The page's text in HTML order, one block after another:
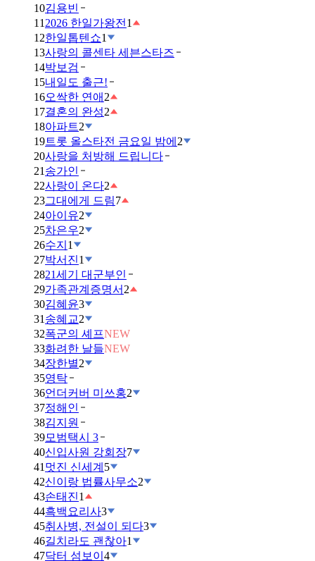
10김용빈
11 2026 한일가왕전 1
12한일톱텐쇼1
13사랑의 콜센타 세븐스타즈
14박보검
15내일도 출근!
16오싹한 연애 2
17결혼의 완성2
18아파트2
19트롯 올스타전 금요일 밤에 2
20사랑을 처방해 드립니다
21 송가인
22사랑이 온다2
23그대에게 드림7
24아이유2
25차은우2
26수지 1
27박서진1
2821세기 대군부인
29가족관계증명서 2
30김혜윤3
31 송혜교2
32폭군의 셰프NEW
33화려한 날들NEW
34장한별2
35영탁
36언더커버 미쓰홍2
37정해인
38김지원
39모범택시 3
40신입사원 강회장7
41 멋진 신세계 5
42신이랑 법률사무소2
43손태진1
44흑백요리사3
45취사병, 전설이 되다3
46길치라도 괜찮아1
47닥터 섬보이 4